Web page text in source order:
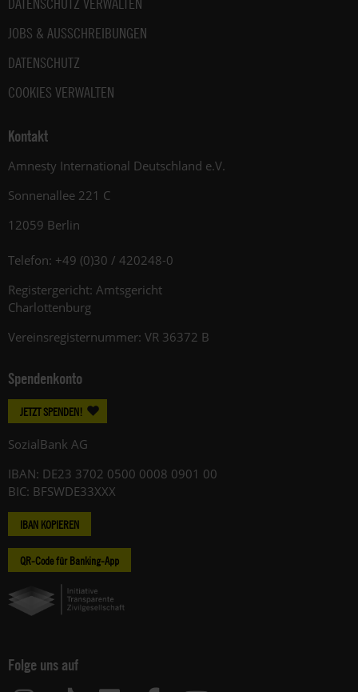
JOBS & AUSSCHREIBUNGEN
DATENSCHUTZ
COOKIES VERWALTEN
Kontakt
Amnesty International Deutschland e.V.
Sonnenallee 221 C
12059 Berlin
Telefon: +49 (0)30 / 420248-0
Registergericht: Amtsgericht
Charlottenburg
Vereinsregisternummer: VR 36372 B
Spendenkonto
JETZT SPENDEN!
SozialBank AG
IBAN: DE23 3702 0500 0008 0901 00
BIC: BFSWDE33XXX
IBAN KOPIEREN
QR-Code für Banking-App
Folge uns auf